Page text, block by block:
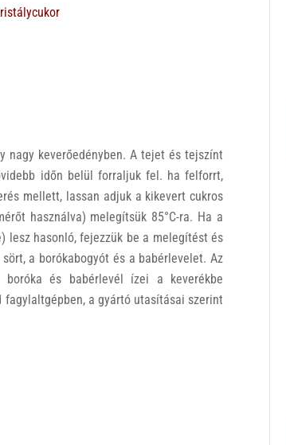
nagy keverőedényben. A tejet és tejszínt
időn belül forraljuk fel. ha felforrt,
mellett, lassan adjuk a kikevert cukros
használva) melegítsük 85°C-ra. Ha a
lesz hasonló, fejezzük be a melegítést és
a borókabogyót és a babérlevelet. Az
és babérlevél ízei a keverékbe
a gyártó utasításai szerint